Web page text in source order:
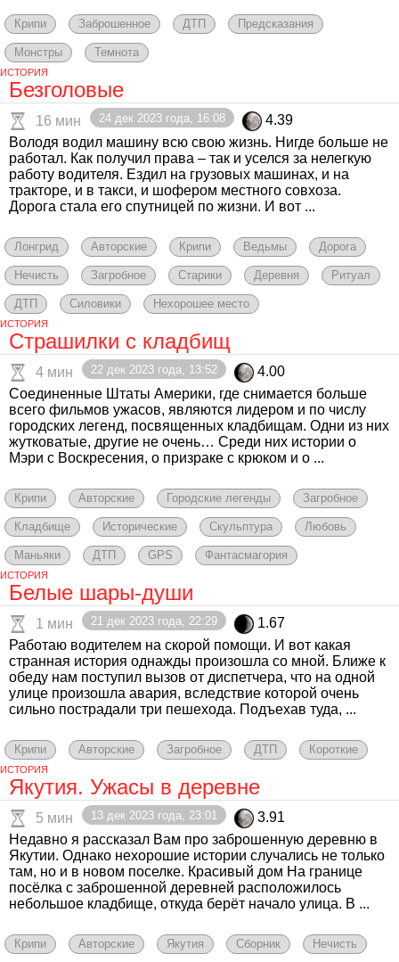
Крипи Заброшенное ДТП Предсказания
Монстры Темнота
ИСТОРИЯ
Безголовые
16 мин 24 дек 2023 года, 16:08
4.39
Володя водил машину всю свою жизнь. Нигде больше не
работал. Как получил права – так и уселся за нелегкую
работу водителя. Ездил на грузовых машинах, и на
тракторе, и в такси, и шофером местного совхоза.
Дорога стала его спутницей по жизни. И вот ...
Лонгрид Авторские Крипи Ведьмы Дорога
Нечисть Загробное Старики Деревня Ритуал
ДТП Силовики Нехорошее место
ИСТОРИЯ
Страшилки с кладбищ
4 мин 22 дек 2023 года, 13:52
4.00
Соединенные Штаты Америки, где снимается больше
всего фильмов ужасов, являются лидером и по числу
городских легенд, посвященных кладбищам. Одни из них
жутковатые, другие не очень… Среди них истории о
Мэри с Воскресения, о призраке с крюком и о ...
Крипи Авторские Городские легенды Загробное
Кладбище Исторические Скульптура Любовь
Маньяки ДТП GPS Фантасмагория
ИСТОРИЯ
Белые шары-души
1 мин 21 дек 2023 года, 22:29
1.67
Работаю водителем на скорой помощи. И вот какая
странная история однажды произошла со мной. Ближе к
обеду нам поступил вызов от диспетчера, что на одной
улице произошла авария, вследствие которой очень
сильно пострадали три пешехода. Подъехав туда, ...
Крипи Авторские Загробное ДТП Короткие
ИСТОРИЯ
Якутия. Ужасы в деревне
5 мин 13 дек 2023 года, 23:01
3.91
Недавно я рассказал Вам про заброшенную деревню в
Якутии. Однако нехорошие истории случались не только
там, но и в новом поселке. Красивый дом На границе
посёлка с заброшенной деревней расположилось
небольшое кладбище, откуда берёт начало улица. В ...
Крипи Авторские Якутия Сборник Нечисть